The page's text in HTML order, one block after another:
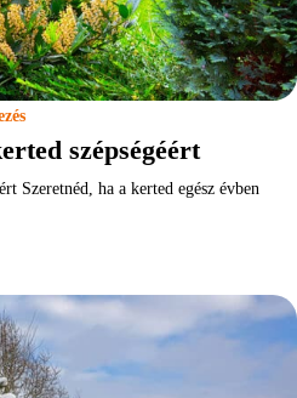
szépségéért
Szeretnéd, ha a kerted egész évben